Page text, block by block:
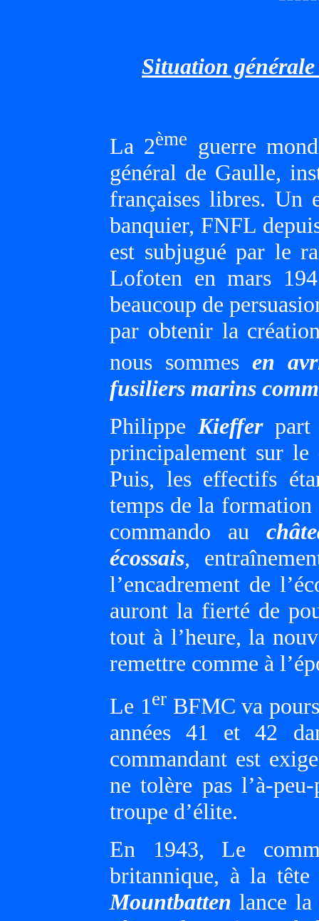
Situation
La 2ème guerre
général de Gaulle,
françaises libres. Un
banquier, FNFL
est subjugué par le
Lofoten en mars
beaucoup de
par obtenir la
nous sommes en
fusiliers marins
Philippe Kiefferpart
principalement sur
Puis, les effectifs
temps de la formation
commando au
écossais,
l’encadrement de
auront la fierté de
tout à l’heure, la
remettre comme à
Le 1 erBFMC va
années 41 et 42
commandant est
ne tolère pas l’à-
troupe d’élite.
En 1943, Le
britannique, à la
Mountbatten lance